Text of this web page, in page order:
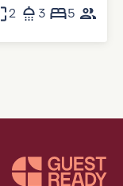
5
3
2